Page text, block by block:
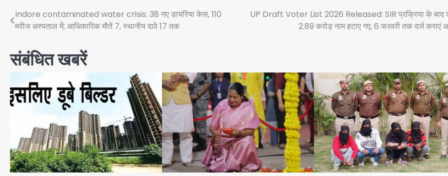
Post
navigation
Indore contaminated water crisis: 38 नए डायरिया केस, 110
मरीज अस्पताल में; आधिकारिक मौतें 7, स्थानीय दावे 17 तक
UP Draft Voter List 2026 Released: SIR प्रक्रिया के बाद
2.89 करोड़ नाम हटाए गए, 6 फरवरी तक दर्ज कराएं
संबंधित खबरें